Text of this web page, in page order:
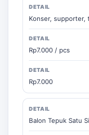
Konser, supporter,
Rp7.000 / pcs
Rp7.000
Balon Tepuk Satu